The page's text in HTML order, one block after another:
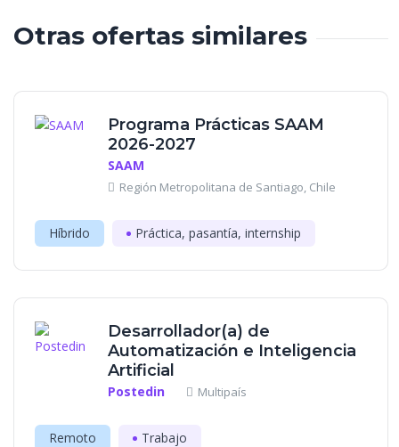
Otras ofertas similares
Programa Prácticas SAAM
2026-2027
SAAM
Región Metropolitana de Santiago, Chile
Híbrido Práctica, pasantía, internship
Desarrollador(a) de
Automatización e Inteligencia
Artificial
Postedin Multipaís
Remoto Trabajo